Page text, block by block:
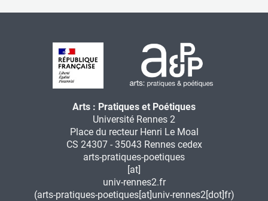
Arts : Pratiques et Poétiques
Université Rennes 2
Place du recteur Henri Le Moal
CS 24307 - 35043 Rennes cedex
arts-pratiques-poetiques
[at]
univ-rennes2.fr
(arts-pratiques-poetiques[at]univ-rennes2[dot]fr)